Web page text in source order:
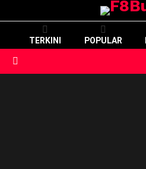
TERKINI POPULAR